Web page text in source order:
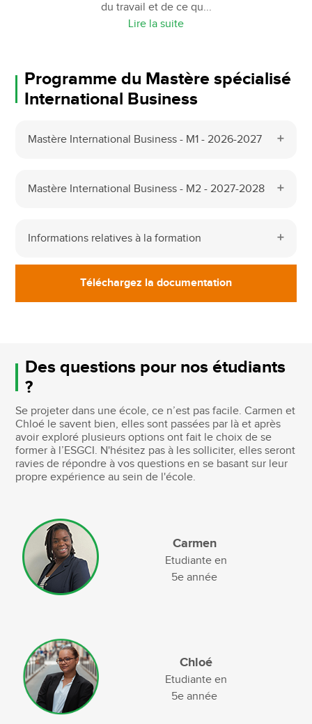
du travail et de ce qu...
Lire la suite
Programme du Mastère spécialisé
International Business
Mastère International Business - M1 - 2026-2027
Mastère International Business - M2 - 2027-2028
Informations relatives à la formation
Téléchargez la documentation
Des questions pour nos étudiants
?
Se projeter dans une école, ce n’est pas facile. Carmen et
Chloé le savent bien, elles sont passées par là et après
avoir exploré plusieurs options ont fait le choix de se
former à l’ESGCI. N'hésitez pas à les solliciter, elles seront
ravies de répondre à vos questions en se basant sur leur
propre expérience au sein de l'école.
Carmen
Etudiante en
5e année
Chloé
Etudiante en
5e année